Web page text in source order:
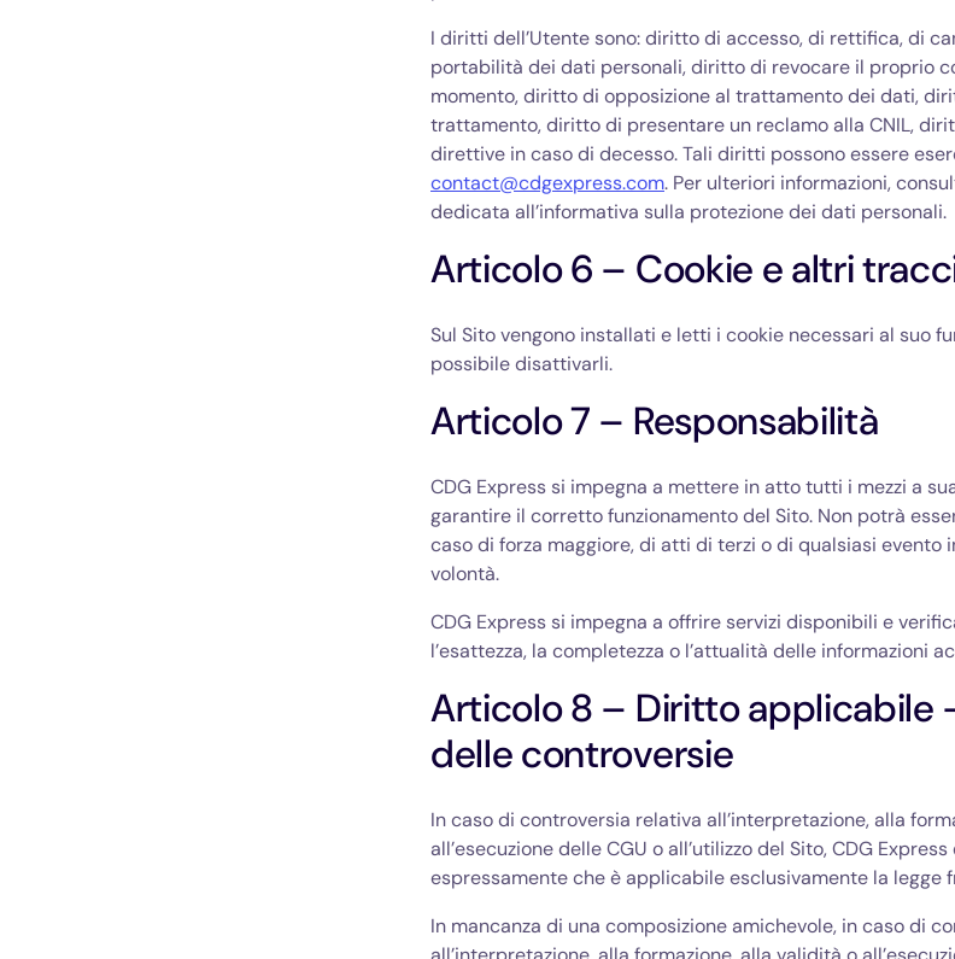
I diritti dell’Utente sono: diritto di accesso, di rettifica, di
portabilità dei dati personali, diritto di revocare il proprio
momento, diritto di opposizione al trattamento dei dati,
trattamento, diritto di presentare un reclamo alla CNIL,
direttive in caso di decesso. Tali diritti possono essere
contact@cdgexpress.com. Per ulteriori informazioni,
dedicata all’informativa sulla protezione dei dati personali.
Articolo 6 – Cookie e altri
Sul Sito vengono installati e letti i cookie necessari al suo
possibile disattivarli.
Articolo 7 – Responsabilità
CDG Express si impegna a mettere in atto tutti i mezzi a
garantire il corretto funzionamento del Sito. Non potrà
caso di forza maggiore, di atti di terzi o di qualsiasi evento
volontà.
CDG Express si impegna a offrire servizi disponibili e
l’esattezza, la completezza o l’attualità delle informazioni
Articolo 8 – Diritto applicabile
delle controversie
In caso di controversia relativa all’interpretazione, alla
all’esecuzione delle CGU o all’utilizzo del Sito, CDG
espressamente che è applicabile esclusivamente la legge
In mancanza di una composizione amichevole, in caso di